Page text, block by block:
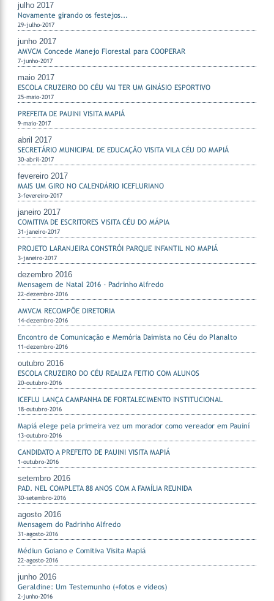
julho 2017
Novamente girando os festejos...
29-julho-2017
junho 2017
AMVCM Concede Manejo Florestal para COOPERAR
7-junho-2017
maio 2017
ESCOLA CRUZEIRO DO CÉU VAI TER UM GINÁSIO ESPORTIVO
25-maio-2017
PREFEITA DE PAUINI VISITA MAPIÁ
9-maio-2017
abril 2017
SECRETÁRIO MUNICIPAL DE EDUCAÇÃO VISITA VILA CÉU DO MAPIÁ
30-abril-2017
fevereiro 2017
MAIS UM GIRO NO CALENDÁRIO ICEFLURIANO
3-fevereiro-2017
janeiro 2017
COMITIVA DE ESCRITORES VISITA CÉU DO MÁPIA
31-janeiro-2017
PROJETO LARANJEIRA CONSTRÓI PARQUE INFANTIL NO MAPIÁ
3-janeiro-2017
dezembro 2016
Mensagem de Natal 2016 - Padrinho Alfredo
22-dezembro-2016
AMVCM RECOMPÕE DIRETORIA
14-dezembro-2016
Encontro de Comunicação e Memória Daimista no Céu do Planalto
11-dezembro-2016
outubro 2016
ESCOLA CRUZEIRO DO CÉU REALIZA FEITIO COM ALUNOS
20-outubro-2016
ICEFLU LANÇA CAMPANHA DE FORTALECIMENTO INSTITUCIONAL
18-outubro-2016
Mapiá elege pela primeira vez um morador como vereador em Pauiní
13-outubro-2016
CANDIDATO A PREFEITO DE PAUINI VISITA MAPIÁ
1-outubro-2016
setembro 2016
PAD. NEL COMPLETA 88 ANOS COM A FAMÍLIA REUNIDA
30-setembro-2016
agosto 2016
Mensagem do Padrinho Alfredo
31-agosto-2016
Médiun Goiano e Comitiva Visita Mapiá
22-agosto-2016
junho 2016
Geraldine: Um Testemunho (+fotos e videos)
2-junho-2016